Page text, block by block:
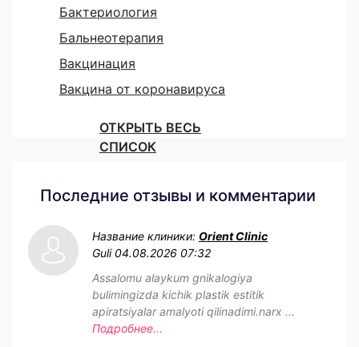
Бактериология
Бальнеотерапия
Вакцинация
Вакцина от коронавируса
ОТКРЫТЬ ВЕСЬ
СПИСОК
Последние отзывы и комментарии
Название клиники: Orient Clinic
Guli 04.08.2026 07:32
Assalomu alaykum gnikalogiya
bulimingizda kichik plastik estitik
apiratsiyalar amalyoti qilinadimi.narx ...
Подробнее...